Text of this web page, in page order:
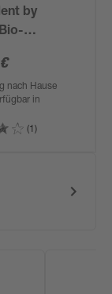
by
'Blue
cm Topf
€
nach Hause
in
(1)